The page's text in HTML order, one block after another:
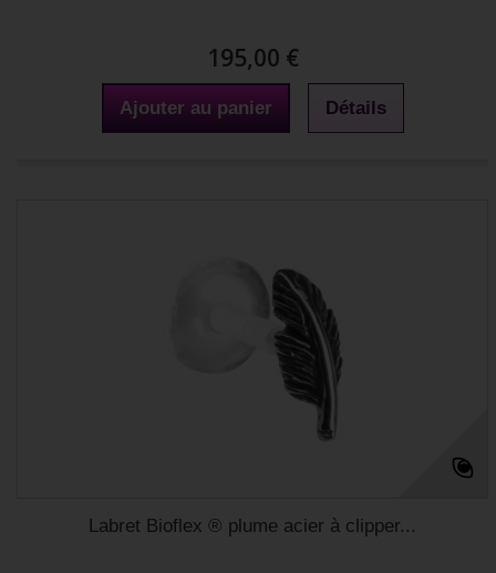
195,00 €
Ajouter au panier Détails
Labret Bioflex ® plume acier à clipper...